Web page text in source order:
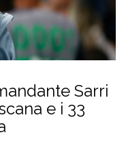
Sarri
e i 33